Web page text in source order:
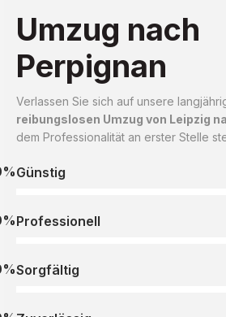
Umzug nach
Perpignan
Verlassen Sie sich auf unsere
reibungslosen Umzug von Leipzig
dem Professionalität an erster Stelle
Günstig
Professionell
Sorgfältig